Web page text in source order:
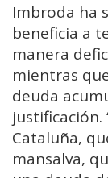
Imbroda ha
beneficia a
manera
mientras
deuda
Cataluña,
mansalva,